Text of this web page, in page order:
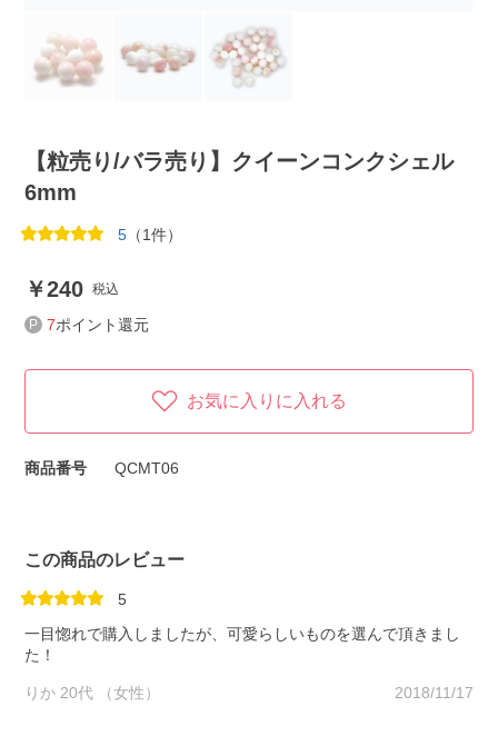
【粒売り/バラ売り】クイーンコンクシェル
6mm
5 （1件）
240 税込
7ポイント還元
お気に入りに入れる
商品番号 QCMT06
この商品のレビュー
5
一目惚れで購入しましたが、可愛らしいものを選んで頂きまし
た！
りか 20代 （女性） 2018/11/17